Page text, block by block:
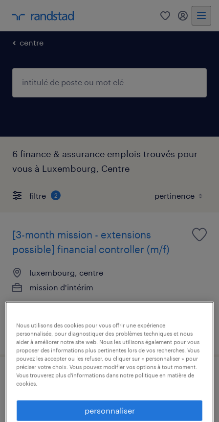
0 my
centre
6 finance & assurance emplois trouvés pour
vous à Luxembourg, Centre
filtre 2
[3-month mission - extensions
possible] financial controller (m/f)
luxembourg, centre
mission d'intérim
publié le 25 juin 2026
regulatory compliance officer (m/f/d)
luxembourg, centre
mission d'intérim
Nous utilisons des cookies pour vous offrir une expérience
personnalisée, pour diagnostiquer des problèmes techniques et nous
aider à améliorer notre site web. Nous les utilisons également pour vous
proposer des informations plus pertinentes lors de vos recherches. Vous
pouvez les accepter ou les refuser, ou cliquer sur « personnaliser » pour
préciser votre choix. Vous pouvez modifier vos options à tout moment.
Vous trouverez plus d'informations dans notre politique en matière de
cookies.
personnaliser